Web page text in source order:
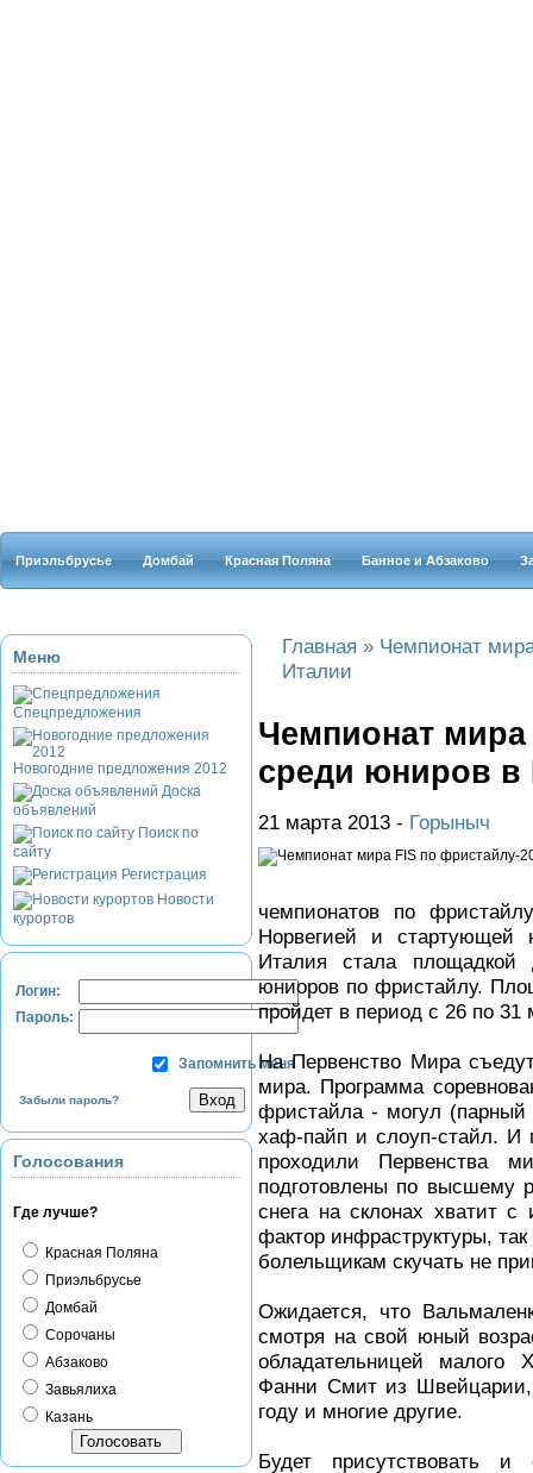
Приэльбрусье Домбай Красная Поляна Банное и Абзаково
Меню
Спецпредложения
Новогодние предложения 2012
Доска
объявлений
Поиск по
сайту
Регистрация
Новости
курортов
Логин:
Пароль:
Запомнить меня
Забыли пароль?
Голосования
Где лучше?
Красная Поляна
Приэльбрусье
Домбай
Сорочаны
Абзаково
Завьялиха
Казань
Главная » Чемпионат
Италии
Чемпионат
среди юниров в
21 марта 2013 - Горыныч
чемпионатов по
Норвегией и
Италия стала площадкой
юниоров по фристайлу.
пройдет в период с 26 по 31
На Первенство Мира
мира. Программа
фристайла - могул (парный
хаф-пайп и слоуп-стайл. И
проходили Первенства
подготовлены по высшему
снега на склонах хватит с
фактор инфраструктуры,
болельщикам скучать не
Ожидается, что
смотря на свой юный
обладательницей малого
Фанни Смит из
году и многие другие.
Будет присутствовать